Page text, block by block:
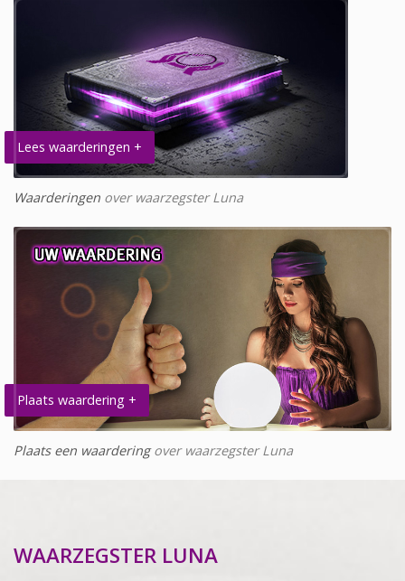
Lees waarderingen +
Waarderingen over waarzegster Luna
Plaats waardering +
Plaats een waarderingover waarzegster Luna
WAARZEGSTER LUNA